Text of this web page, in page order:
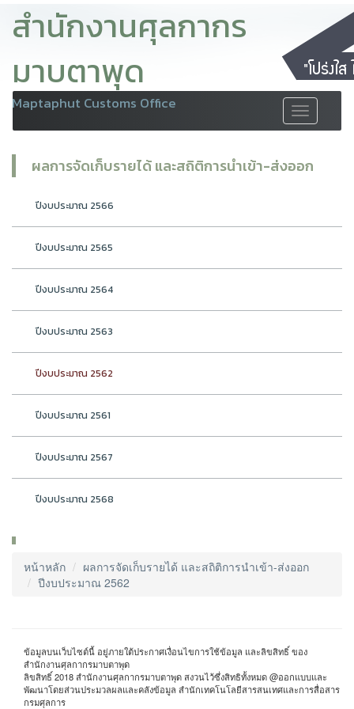
สำนักงานศุลกากร
มาบตาพุด
Maptaphut Customs Office
Toggle
navigation
ผลการจัดเก็บรายได้ และสถิติการนำเข้า-ส่งออก
ปีงบประมาณ 2566
ปีงบประมาณ 2565
ปีงบประมาณ 2564
ปีงบประมาณ 2563
ปีงบประมาณ 2562
ปีงบประมาณ 2561
ปีงบประมาณ 2567
ปีงบประมาณ 2568
หน้าหลัก
ผลการจัดเก็บรายได้ และสถิติการนำเข้า-ส่งออก
ปีงบประมาณ 2562
ข้อมูลบนเว็บไซต์นี้ อยู่ภายใต้ประกาศเงื่อนไขการใช้ข้อมูล และลิขสิทธิ์ ของ
สำนักงานศุลกากรมาบตาพุด
ลิขสิทธิ์ 2018 สำนักงานศุลกากรมาบตาพุด สงวนไว้ซึ่งสิทธิทั้งหมด @ออกแบบและ
พัฒนาโดยส่วนประมวลผลและคลังข้อมูล สำนักเทคโนโลยีสารสนเทศและการสื่อสาร
กรมศุลการ